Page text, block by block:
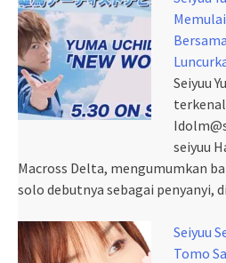
Seiyuu
terkenal
seiyuu
Macross Delta, mengumumkan
solo debutnya sebagai penyanyi,
Seiyuu
Tomo